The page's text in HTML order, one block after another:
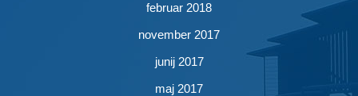
februar 2018
november 2017
junij 2017
maj 2017